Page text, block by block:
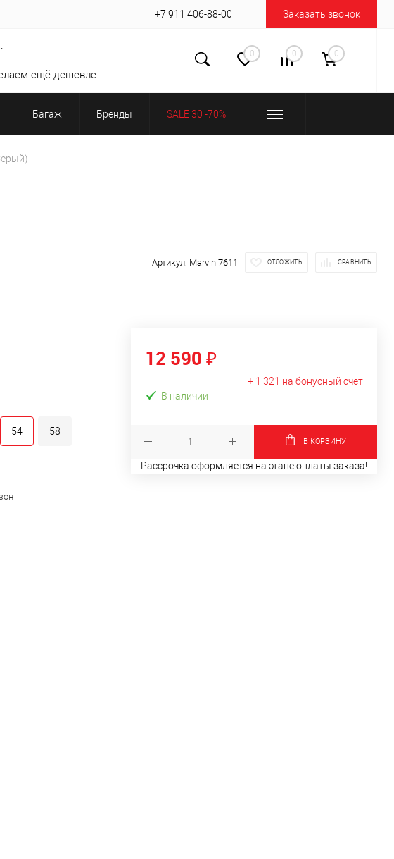
+7 911 406-88-00 Заказать звонок
ещё дешевле.
0 0 0
Багаж Бренды SALE 30 -70%
Артикул: Marvin 7611 ОТЛОЖИТЬ СРАВНИТЬ
54 58
12 590 ₽
+ 1 321 на бонусный счет
В наличии
В КОРЗИНУ
Рассрочка оформляется на этапе оплаты заказа!